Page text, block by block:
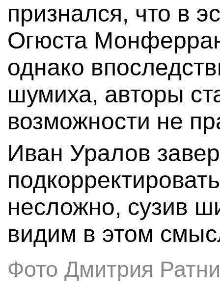
признался, что в
Огюста
однако
шумиха, авторы
возможности не
Иван Уралов
несложно, сузив
видим в этом
Фото Дмитрия